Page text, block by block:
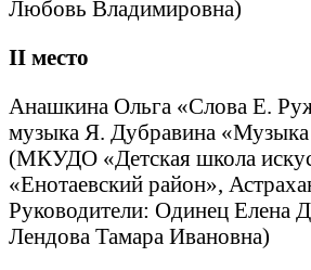
Любовь Владимировна)
II место
Анашкина Ольга «Слова Е.
музыка Я. Дубравина «Музыка
(МКУДО «Детская школа
«Енотаевский район»,
Руководители: Одинец Елена
Лендова Тамара Ивановна)